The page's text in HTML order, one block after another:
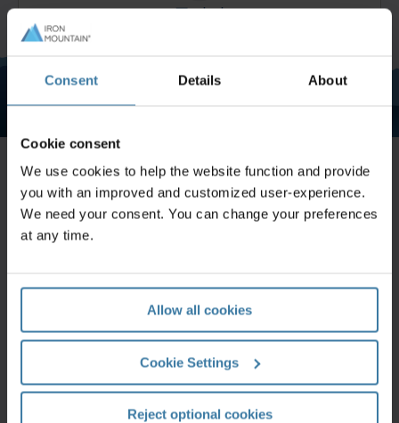
Consent Details About
Cookie consent
We use cookies to help the website function and provide
you with an improved and customized user-experience.
We need your consent. You can change your preferences
at any time.
Allow all cookies
Cookie Settings
Reject optional cookies
투자자
솔루션
도와드립니다. 당사는 정보 및 자산 보관,기록물 관리, 데이터 센
보안 파쇄솔루션을 갖고 있습니다. 당사는 1951
이터 및 기타 자산을 보관 및 보호하는 일을 합니다.
최선을 다해 보호합니다